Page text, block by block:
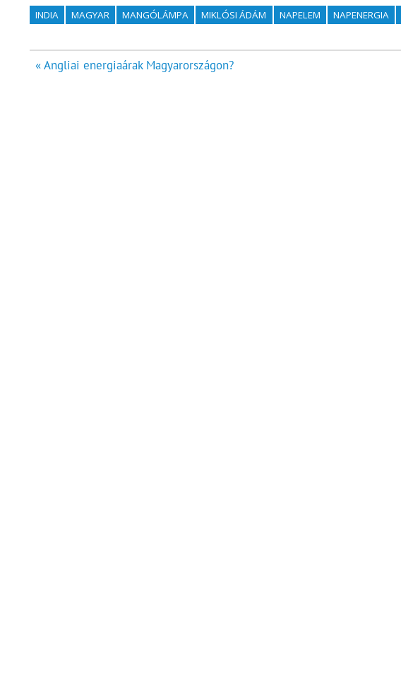
INDIA MAGYAR MANGÓLÁMPA MIKLÓSI ÁDÁM NAPELEM NAPENERGIA
Bejegyzés
« Angliai energiaárak Magyarországon?